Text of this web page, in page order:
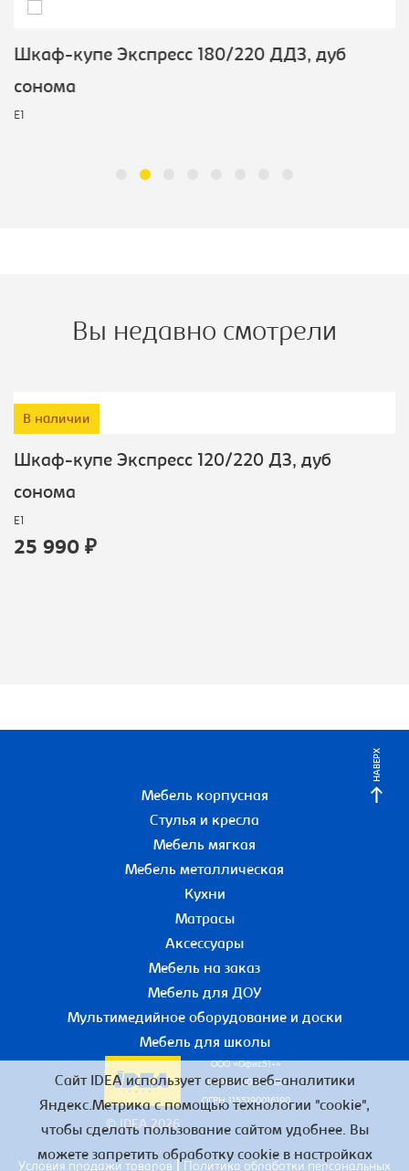
Шкаф-купе Экспресс 180/220 ДДЗ, дуб
сонома
E1
Вы недавно смотрели
В наличии
Шкаф-купе Экспресс 120/220 ДЗ, дуб
сонома
E1
25 990 ₽
НАВЕРХ
Мебель корпусная
Стулья и кресла
Мебель мягкая
Мебель металлическая
Кухни
Матрасы
Аксессуары
Мебель на заказ
Мебель для ДОУ
Мультимедийное оборудование и доски
Мебель для школы
© IDEA 2026
ООО «Офис51+»
ИНН 5190055780
ОГРН 1155190016190
Условия продажи товаров | Политика обработки персональных
Сайт IDEA использует сервис веб-аналитики
Яндекс.Метрика с помощью технологии "cookie",
чтобы сделать пользование сайтом удобнее. Вы
можете запретить обработку cookie в настройках